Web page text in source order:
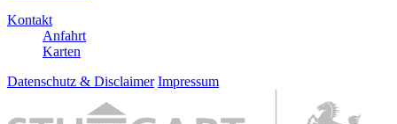
Kontakt
Anfahrt
Karten
Datenschutz & Disclaimer Impressum